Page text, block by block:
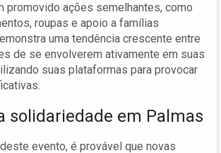
promovido ações semelhantes, como
roupas e apoio a famílias
uma tendência crescente entre
de se envolverem ativamente em suas
suas plataformas para provocar
solidariedade em Palmas
evento, é provável que novas